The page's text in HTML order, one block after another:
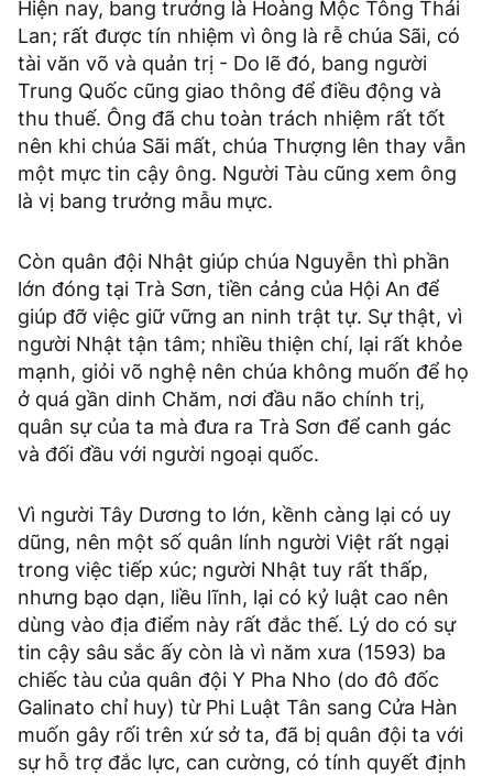
Hiện nay, bang trưởng là Hoàng Mộc Tông Thái
Lan; rất được tín nhiệm vì ông là rễ chúa Sãi, có
tài văn võ và quản trị - Do lẽ đó, bang người
Trung Quốc cũng giao thông để điều động và
thu thuế. Ông đã chu toàn trách nhiệm rất tốt
nên khi chúa Sãi mất, chúa Thượng lên thay vẫn
một mực tin cậy ông. Người Tàu cũng xem ông
là vị bang trưởng mẫu mực.
Còn quân đội Nhật giúp chúa Nguyễn thì phần
lớn đóng tại Trà Sơn, tiền cảng của Hội An để
giúp đỡ việc giữ vững an ninh trật tự. Sự thật, vì
người Nhật tận tâm; nhiều thiện chí, lại rất khỏe
mạnh, giỏi võ nghệ nên chúa không muốn để họ
ở quá gần dinh Chăm, nơi đầu não chính trị,
quân sự của ta mà đưa ra Trà Sơn để canh gác
và đối đầu với người ngoại quốc.
Vì người Tây Dương to lớn, kềnh càng lại có uy
dũng, nên một số quân lính người Việt rất ngại
trong việc tiếp xúc; người Nhật tuy rất thấp,
nhưng bạo dạn, liều lĩnh, lại có kỷ luật cao nên
dùng vào địa điểm này rất đắc thế. Lý do có sự
tin cậy sâu sắc ấy còn là vì năm xưa (1593) ba
chiếc tàu của quân đội Y Pha Nho (do đô đốc
Galinato chỉ huy) từ Phi Luật Tân sang Cửa Hàn
muốn gây rối trên xứ sở ta, đã bị quân đội ta với
sự hỗ trợ đắc lực, can cường, có tính quyết định